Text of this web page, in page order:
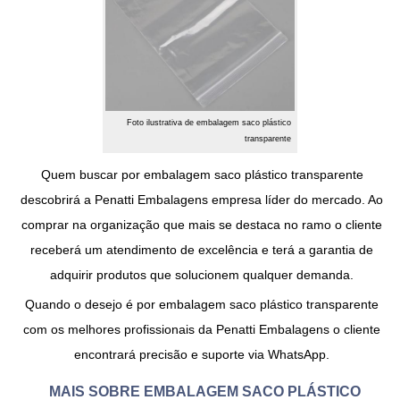
Foto ilustrativa de embalagem saco plástico
transparente
Quem buscar por embalagem saco plástico transparente
descobrirá a Penatti Embalagens empresa líder do mercado. Ao
comprar na organização que mais se destaca no ramo o cliente
receberá um atendimento de excelência e terá a garantia de
adquirir produtos que solucionem qualquer demanda.
Quando o desejo é por embalagem saco plástico transparente
com os melhores profissionais da Penatti Embalagens o cliente
encontrará precisão e suporte via WhatsApp.
MAIS SOBRE EMBALAGEM SACO PLÁSTICO